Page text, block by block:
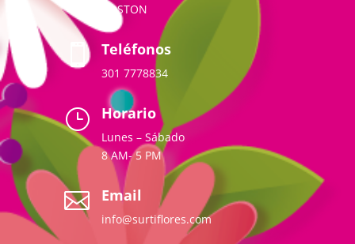
BOSTON
 Teléfonos
301 7778834
} Horario
Lunes – Sábado
8 AM- 5 PM
 Email
info@surtiflores.com